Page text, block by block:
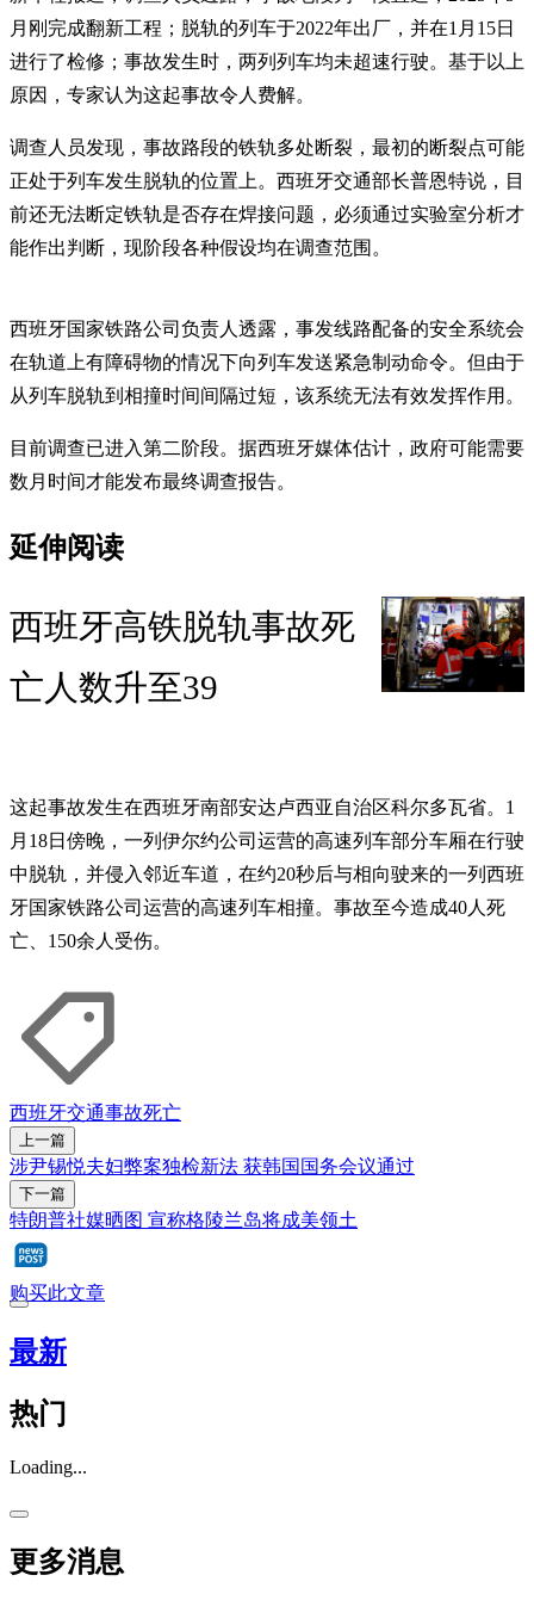
月刚完成翻新工程；脱轨的列车于2022年出厂，并在1月15日
进行了检修；事故发生时，两列列车均未超速行驶。基于以上
原因，专家认为这起事故令人费解。
调查人员发现，事故路段的铁轨多处断裂，最初的断裂点可能
正处于列车发生脱轨的位置上。西班牙交通部长普恩特说，目
前还无法断定铁轨是否存在焊接问题，必须通过实验室分析才
能作出判断，现阶段各种假设均在调查范围。
西班牙国家铁路公司负责人透露，事发线路配备的安全系统会
在轨道上有障碍物的情况下向列车发送紧急制动命令。但由于
从列车脱轨到相撞时间间隔过短，该系统无法有效发挥作用。
目前调查已进入第二阶段。据西班牙媒体估计，政府可能需要
数月时间才能发布最终调查报告。
延伸阅读
西班牙高铁脱轨事故死
亡人数升至39
这起事故发生在西班牙南部安达卢西亚自治区科尔多瓦省。1
月18日傍晚，一列伊尔约公司运营的高速列车部分车厢在行驶
中脱轨，并侵入邻近车道，在约20秒后与相向驶来的一列西班
牙国家铁路公司运营的高速列车相撞。事故至今造成40人死
亡、150余人受伤。
西班牙交通事故死亡
上一篇
涉尹锡悦夫妇弊案独检新法 获韩国国务会议通过
下一篇
特朗普社媒晒图 宣称格陵兰岛将成美领土
购买此文章
最新
热门
Loading...
更多消息